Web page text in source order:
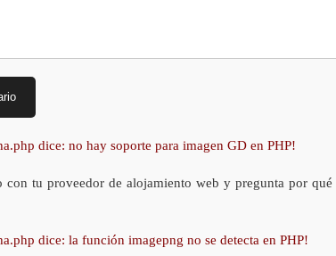
dice: no hay soporte para imagen GD en PHP!
con tu proveedor de alojamiento web y pregunta por
dice: la función imagepng no se detecta en PHP!